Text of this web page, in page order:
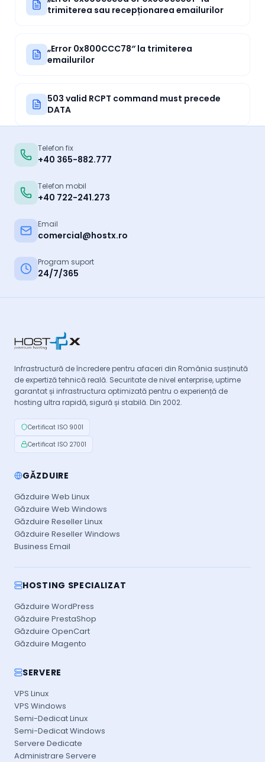
trimiterea sau recepționarea emailurilor
„Error 0x800CCC78″ la trimiterea
emailurilor
503 valid RCPT command must precede
DATA
Telefon fix
+40 365-882.777
Telefon mobil
+40 722-241.273
Email
comercial@hostx.ro
Program suport
24/7/365
Infrastructură de încredere pentru afaceri din România susținută
de expertiză tehnică reală. Securitate de nivel enterprise, uptime
garantat și infrastructura optimizată pentru o experiență de
hosting ultra rapidă, sigură și stabilă. Din 2002.
Certificat ISO 9001
Certificat ISO 27001
GĂZDUIRE
Găzduire Web Linux
Găzduire Web Windows
Găzduire Reseller Linux
Găzduire Reseller Windows
Business Email
HOSTING SPECIALIZAT
Găzduire WordPress
Găzduire PrestaShop
Găzduire OpenCart
Găzduire Magento
SERVERE
VPS Linux
VPS Windows
Semi-Dedicat Linux
Semi-Dedicat Windows
Servere Dedicate
Administrare Servere